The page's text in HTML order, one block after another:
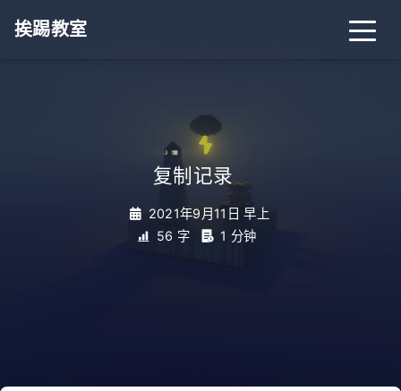
挨踢教室
复制记录
2021年9月11日 早上
56 字
1 分钟